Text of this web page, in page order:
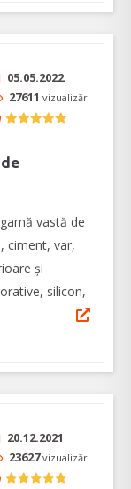
05.05.2022
27611 vizualizări
vastă de
ciment, var,
şi
silicon,
20.12.2021
23627vizualizări